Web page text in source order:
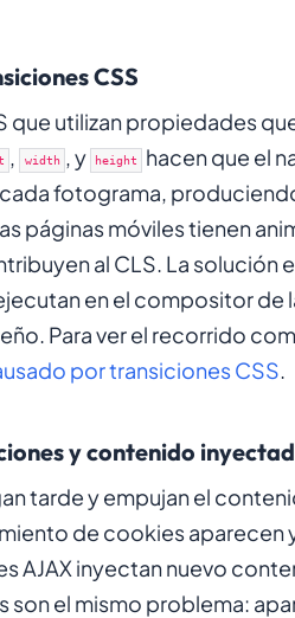
CSS
que utilizan propiedades
, width , y height
hacen que el
fotograma,
páginas móviles tienen
al CLS. La solución
en el compositor de
Para ver el recorrido
por transiciones CSS
y contenido
tarde y empujan el
de cookies aparecen
AJAX inyectan nuevo
son el mismo problema: